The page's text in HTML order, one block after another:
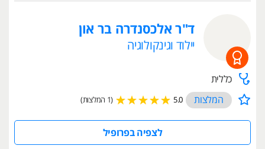
ד"ר אלכסנדרה בר און
יילוד וגינקולוגיה
כללית
המלצות
5.0 (1 המלצות)
לצפיה בפרופיל